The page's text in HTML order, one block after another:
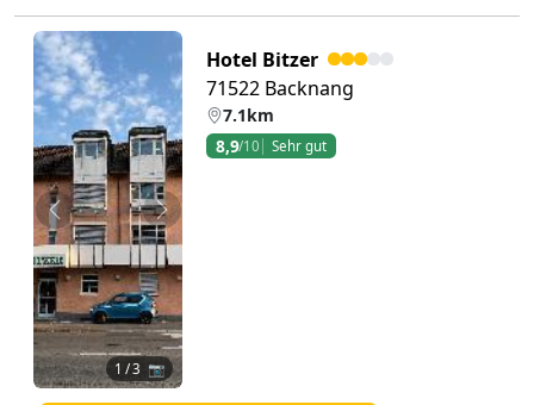
Zurück Weiter
1 / 3 📷
Hotel Bitzer
71522 Backnang
7.1km
8,9/10 Sehr gut